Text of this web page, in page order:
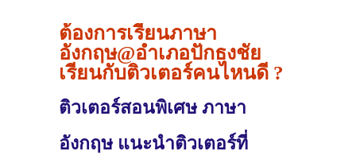
ต้องการเรียนภาษา
อังกฤษ@อำเภอปักธงชัย
เรียนกับติวเตอร์คนไหนดี ?
ติวเตอร์สอนพิเศษ ภาษา
อังกฤษ แนะนำติวเตอร์ที่